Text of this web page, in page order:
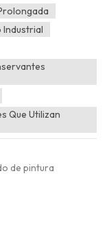
Que Utilizan
de pintura